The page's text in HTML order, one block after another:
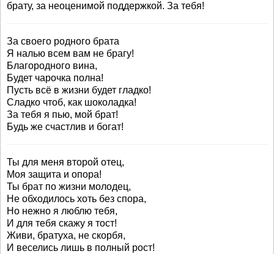
брату, за неоценимой поддержкой. За тебя!
За своего родного брата
Я налью всем вам не брагу!
Благородного вина,
Будет чарочка полна!
Пусть всё в жизни будет гладко!
Сладко чтоб, как шоколадка!
За тебя я пью, мой брат!
Будь же счастлив и богат!
Ты для меня второй отец,
Моя защита и опора!
Ты брат по жизни молодец,
Не обходилось хоть без спора,
Но нежно я люблю тебя,
И для тебя скажу я тост!
Живи, братуха, не скорбя,
И веселись лишь в полный рост!